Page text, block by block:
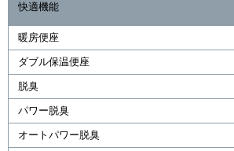
快適機能
暖房便座
ダブル保温便座
脱臭
パワー脱臭
オートパワー脱臭